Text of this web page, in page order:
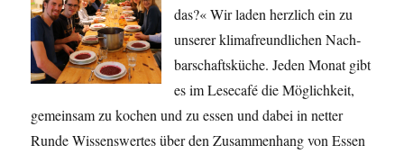
das?« Wir laden herzlich ein zu
unserer klima­freund­lichen Nach­
bar­schafts­küche. Jeden Monat gibt
es im Lesecafé die Mög­lich­keit,
gemeinsam zu kochen und zu essen und dabei in netter
Runde Wissens­wertes über den Zu­sam­men­hang von Essen